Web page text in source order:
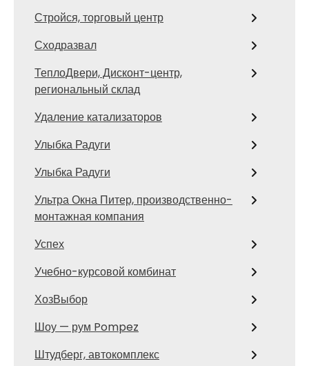
Стройся, торговый центр
Сходразвал
ТеплоДвери, Дисконт-центр,
региональный склад
Удаление катализаторов
Улыбка Радуги
Улыбка Радуги
Ультра Окна Питер, производственно-
монтажная компания
Успех
Учебно-курсовой комбинат
ХозВыбор
Шоу — рум Pompez
Штудберг, автокомплекс